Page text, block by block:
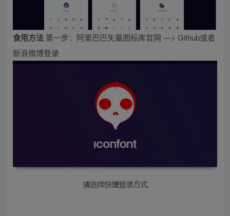
食用方法 第一步：阿里巴巴矢量图标库官网 —> Github或者
新浪微博登录